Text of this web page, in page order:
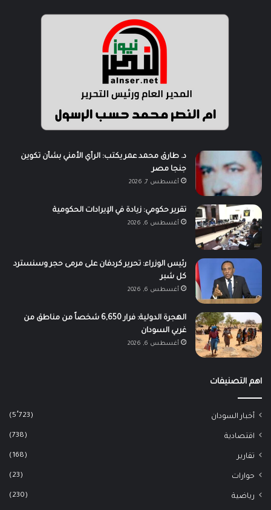
د. طارق محمد عمر يكتب: الرأي الأمني بشأن تكوين
جنجا مصر
أغسطس 7, 2026
تقرير حكومي: زيادة في الإيرادات الحكومية
أغسطس 6, 2026
رئيس الوزراء: تحرير كردفان على مرمى حجر وسنسترد
كل شبر
أغسطس 6, 2026
الهجرة الدولية: فرار 6,650 شخصاً من مناطق من
غربي السودان
أغسطس 6, 2026
اهم التصنيفات
أخبار السودان (5٬723)
اقتصادية (738)
تقارير (168)
حوارات (23)
رياضية (230)